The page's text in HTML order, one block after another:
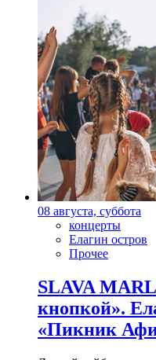
08 августа, суббота
концерты
Елагин остров
Прочее
SLAVA
кнопкой».
«Пикник